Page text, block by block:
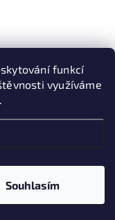
funkcí
využíváme
.
Souhlasím